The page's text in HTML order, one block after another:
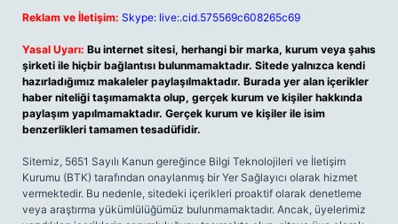
Reklam ve İletişim: Skype: live:.cid.575569c608265c69
Yasal Uyarı: Bu internet sitesi, herhangi bir marka, kurum veya şahıs
şirketi ile hiçbir bağlantısı bulunmamaktadır. Sitede yalnızca kendi
hazırladığımız makaleler paylaşılmaktadır. Burada yer alan içerikler
haber niteliği taşımamakta olup, gerçek kurum ve kişiler hakkında
paylaşım yapılmamaktadır. Gerçek kurum ve kişiler ile isim
benzerlikleri tamamen tesadüfidir.
Sitemiz, 5651 Sayılı Kanun gereğince Bilgi Teknolojileri ve İletişim
Kurumu (BTK) tarafından onaylanmış bir Yer Sağlayıcı olarak hizmet
vermektedir. Bu nedenle, sitedeki içerikleri proaktif olarak denetleme
veya araştırma yükümlülüğümüz bulunmamaktadır. Ancak, üyelerimiz